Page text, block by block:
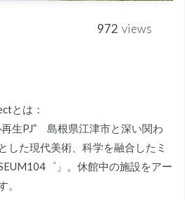
972 views
とは：
生PJ” 島根県江津市と深い関わ
した現代美術、科学を融合したミ
゜」。休館中の施設をアー
。